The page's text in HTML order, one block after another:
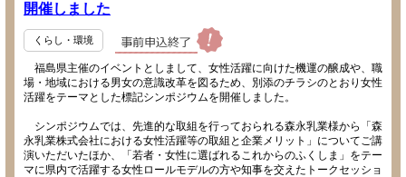
開催しました
くらし・環境
福島県主催のイベントとしまして、女性活躍に向けた機運の醸成や、職
場・地域における男女の意識改革を図るため、別添のチラシのとおり女性
活躍をテーマとした標記シンポジウムを開催しました。
シンポジウムでは、先進的な取組を行っておられる森永乳業様から「森
永乳業株式会社における女性活躍等の取組と企業メリット」についてご講
演いただいたほか、「若者・女性に選ばれるこれからのふくしま」をテー
マに県内で活躍する女性ロールモデルの方や知事を交えたトークセッショ